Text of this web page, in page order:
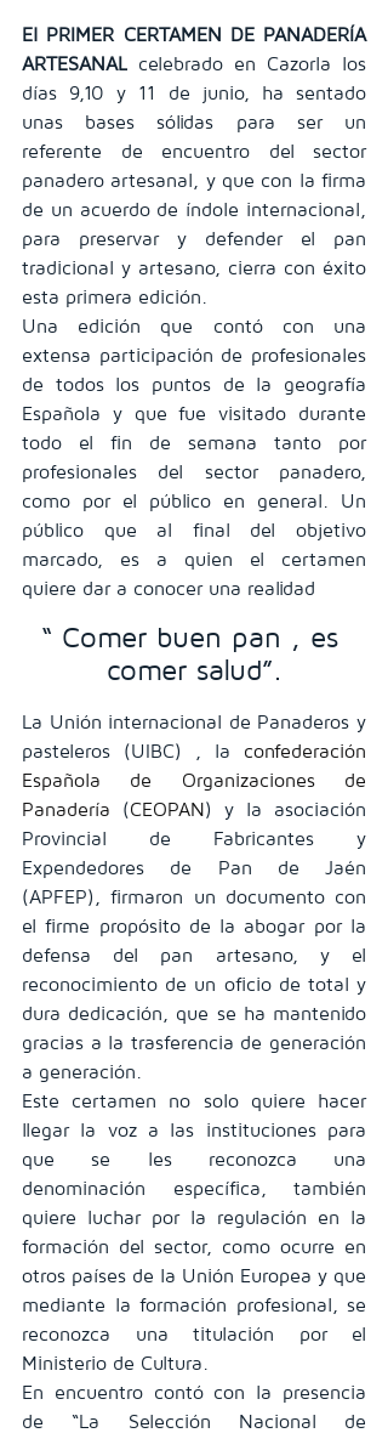
El PRIMER CERTAMEN DE PANADERÍA
ARTESANAL
celebrado en Cazorla los
días 9,10 y 11 de junio, ha sentado
unas bases sólidas para ser un
referente de encuentro del sector
panadero artesanal, y que con la firma
de un acuerdo de índole internacional,
para preservar y defender el pan
tradicional y artesano, cierra con éxito
esta primera edición.
Una edición que contó con una
extensa participación de profesionales
de todos los puntos de la geografía
Española y que fue visitado durante
todo el fin de semana tanto por
profesionales del sector panadero,
como por el público en general. Un
público que al final del objetivo
marcado, es a quien el certamen
quiere dar a conocer una realidad
“ Comer buen pan , es
comer salud”.
La Unión internacional de Panaderos y
pasteleros (UIBC) , la confederación
Española de Organizaciones de
Panadería (CEOPAN) y la asociación
Provincial de Fabricantes y
Expendedores de Pan de Jaén
(APFEP), firmaron un documento con
el firme propósito de la abogar por la
defensa del pan artesano, y el
reconocimiento de un oficio de total y
dura dedicación, que se ha mantenido
gracias a la trasferencia de generación
a generación.
Este certamen no solo quiere hacer
llegar la voz a las instituciones para
que se les reconozca una
denominación específica, también
quiere luchar por la regulación en la
formación del sector, como ocurre en
otros países de la Unión Europea y que
mediante la formación profesional, se
reconozca una titulación por el
Ministerio de Cultura.
En encuentro contó con la presencia
de “La Selección Nacional de